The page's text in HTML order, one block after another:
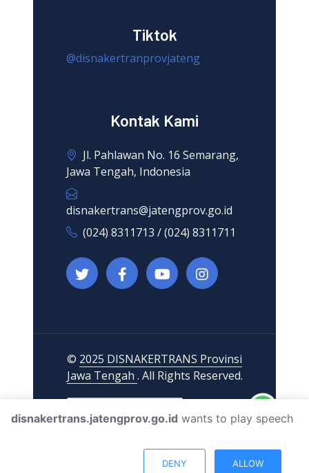
Tiktok
@disnakertranprovjateng
Kontak Kami
Jl. Pahlawan No. 16 Semarang,
Jawa Tengah, Indonesia
disnakertrans@jatengprov.go.id
(024) 8311713 / (024) 8311711
© 2025 DISNAKERTRANS Provinsi
Jawa Tengah . All Rights Reserved.
disnakertrans.jatengprov.go.id wants to play speech
DENY ALLOW